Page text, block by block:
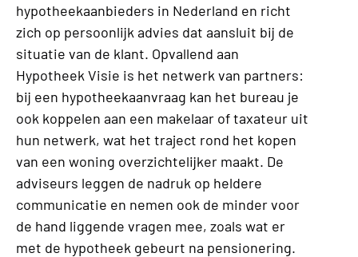
hypotheekaanbieders in Nederland en richt
zich op persoonlijk advies dat aansluit bij de
situatie van de klant. Opvallend aan
Hypotheek Visie is het netwerk van partners:
bij een hypotheekaanvraag kan het bureau je
ook koppelen aan een makelaar of taxateur uit
hun netwerk, wat het traject rond het kopen
van een woning overzichtelijker maakt. De
adviseurs leggen de nadruk op heldere
communicatie en nemen ook de minder voor
de hand liggende vragen mee, zoals wat er
met de hypotheek gebeurt na pensionering.